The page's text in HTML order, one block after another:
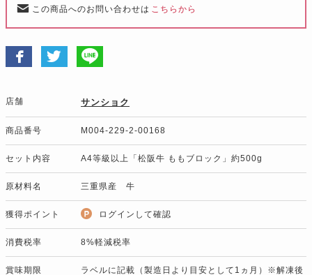
この商品へのお問い合わせは こちらから
店舗 サンショク
商品番号 M004-229-2-00168
セット内容 A4等級以上「松阪牛 ももブロック」約500g
原材料名 三重県産 牛
獲得ポイント ログインして確認
消費税率 8%軽減税率
賞味期限
ラベルに記載（製造日より目安として1ヵ月）※解凍後